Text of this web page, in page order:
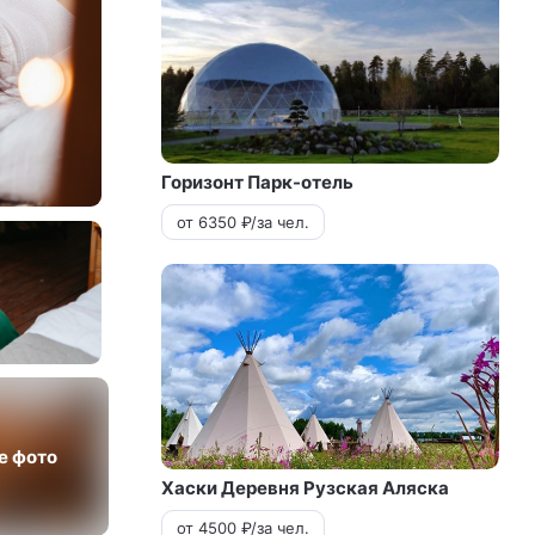
фото
Горизонт Парк-отель
от 6350 ₽/за чел.
Хаски Деревня Рузская Аляска
от 4500 ₽/за чел.